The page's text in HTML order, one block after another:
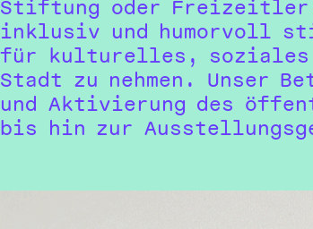
Stiftung oder
inklusiv und humorvoll
für kulturelles, soziales
Stadt zu nehmen. Unser
und Aktivierung des
bis hin zur